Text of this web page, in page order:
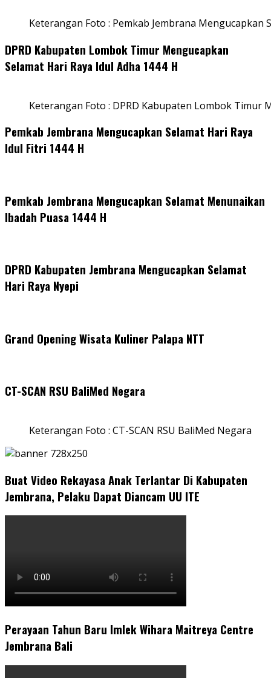
Keterangan Foto : Pemkab Jembrana Mengucapkan
DPRD Kabupaten Lombok Timur Mengucapkan
Selamat Hari Raya Idul Adha 1444 H
Keterangan Foto : DPRD Kabupaten Lombok Timur
Pemkab Jembrana Mengucapkan Selamat Hari Raya
Idul Fitri 1444 H
Pemkab Jembrana Mengucapkan Selamat Menunaikan
Ibadah Puasa 1444 H
DPRD Kabupaten Jembrana Mengucapkan Selamat
Hari Raya Nyepi
Grand Opening Wisata Kuliner Palapa NTT
CT-SCAN RSU BaliMed Negara
Keterangan Foto : CT-SCAN RSU BaliMed Negara
Buat Video Rekayasa Anak Terlantar Di Kabupaten
Jembrana, Pelaku Dapat Diancam UU ITE
Perayaan Tahun Baru Imlek Wihara Maitreya Centre
Jembrana Bali